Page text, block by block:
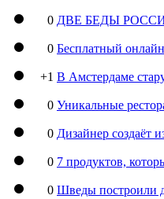
0 ДВЕ БЕДЫ
0 Бесплатный
+1 В Амстердаме
0 Уникальные
0 Дизайнер создаёт
0 7 продуктов,
0 Шведы построили